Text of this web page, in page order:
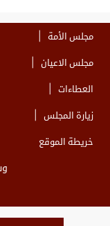
مجلس الأمة
مجلس الاعيان
العطاءات
زيارة المجلس
خريطة الموقع